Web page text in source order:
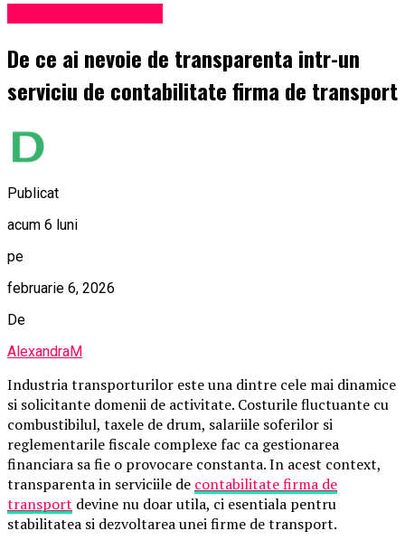
De ce ai nevoie de transparenta intr-un
serviciu de contabilitate firma de transport
Publicat
acum 6 luni
pe
februarie 6, 2026
De
AlexandraM
Industria transporturilor este una dintre cele mai dinamice
si solicitante domenii de activitate. Costurile fluctuante cu
combustibilul, taxele de drum, salariile soferilor si
reglementarile fiscale complexe fac ca gestionarea
financiara sa fie o provocare constanta. In acest context,
transparenta in serviciile de contabilitate firma de
transport devine nu doar utila, ci esentiala pentru
stabilitatea si dezvoltarea unei firme de transport.